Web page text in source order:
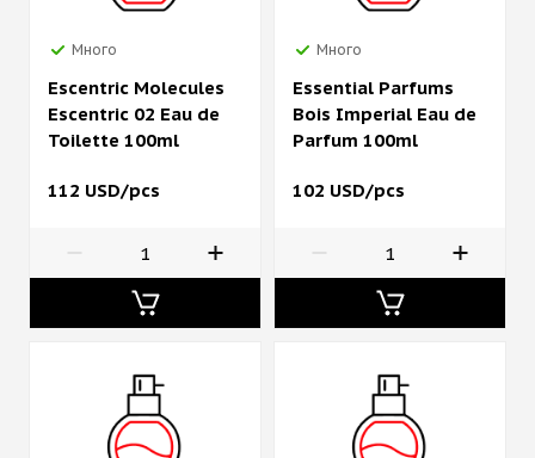
Много
Escentric Molecules
Escentric 02 Eau de
Toilette 100ml
112 USD/pcs
Много
Essential Parfums
Bois Imperial Eau de
Parfum 100ml
102 USD/pcs